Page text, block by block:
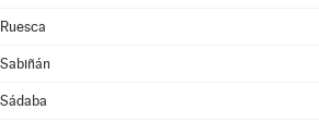
Ruesca
Sabiñán
Sádaba